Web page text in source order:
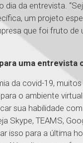
dia da entrevista.
um projeto
que foi fruto de
uma entrevista
da covid-19,
o ambiente
sua habilidade
Skype, TEAMS,
isso para a última